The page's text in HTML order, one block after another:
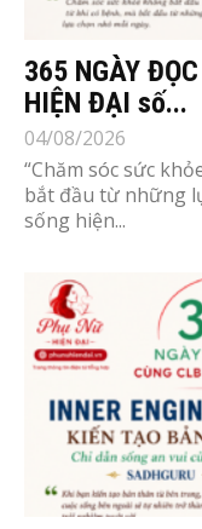
365 NGÀY
HIỆN ĐẠI số...
04/08/2026
“Chăm sóc sức
bắt đầu từ những
sống hiện...